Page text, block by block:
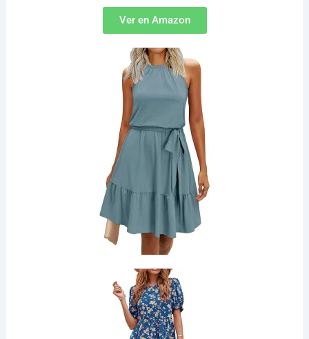
Ver en Amazon